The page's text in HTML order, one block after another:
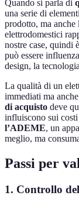
Quando si parla di
una serie di
prodotto, ma anche
elettrodomestici
nostre case, quindi
può essere
design, la
La qualità di un
immediati ma
di acquisto deve
influiscono sui costi
l’ADEME, un
meglio, ma
Passi per
1. Controllo